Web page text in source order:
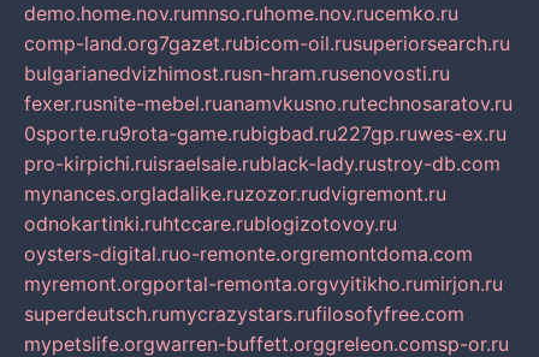
demo.home.nov.rumnso.ruhome.nov.rucemko.ru
comp-land.org7gazet.rubicom-oil.rusuperiorsearch.ru
bulgarianedvizhimost.rusn-hram.rusenovosti.ru
fexer.rusnite-mebel.ruanamvkusno.rutechnosaratov.ru
0sporte.ru9rota-game.rubigbad.ru227gp.ruwes-ex.ru
pro-kirpichi.ruisraelsale.rublack-lady.rustroy-db.com
mynances.orgladalike.ruzozor.rudvigremont.ru
odnokartinki.ruhtccare.rublogizotovoy.ru
oysters-digital.ruo-remonte.orgremontdoma.com
myremont.orgportal-remonta.orgvyitikho.rumirjon.ru
superdeutsch.rumycrazystars.rufilosofyfree.com
mypetslife.orgwarren-buffett.orggreleon.comsp-or.ru